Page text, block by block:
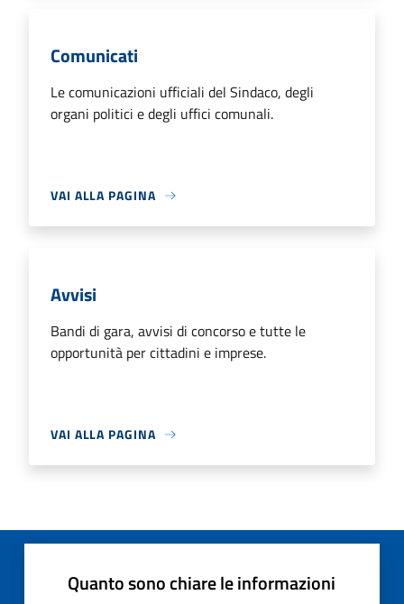
Comunicati
Le comunicazioni ufficiali del Sindaco, degli
organi politici e degli uffici comunali.
VAI ALLA PAGINA
Avvisi
Bandi di gara, avvisi di concorso e tutte le
opportunità per cittadini e imprese.
VAI ALLA PAGINA
Quanto sono chiare le informazioni